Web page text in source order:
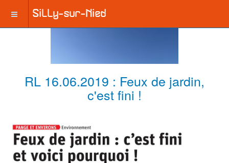
RL 16.06.2019 : Feux de jardin,
c'est fini !